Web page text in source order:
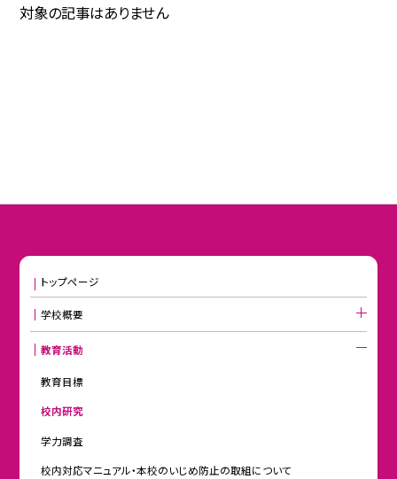
対象の記事はありません
トップページ
学校概要
教育活動
教育目標
校内研究
学力調査
校内対応マニュアル・本校のいじめ防止の取組について